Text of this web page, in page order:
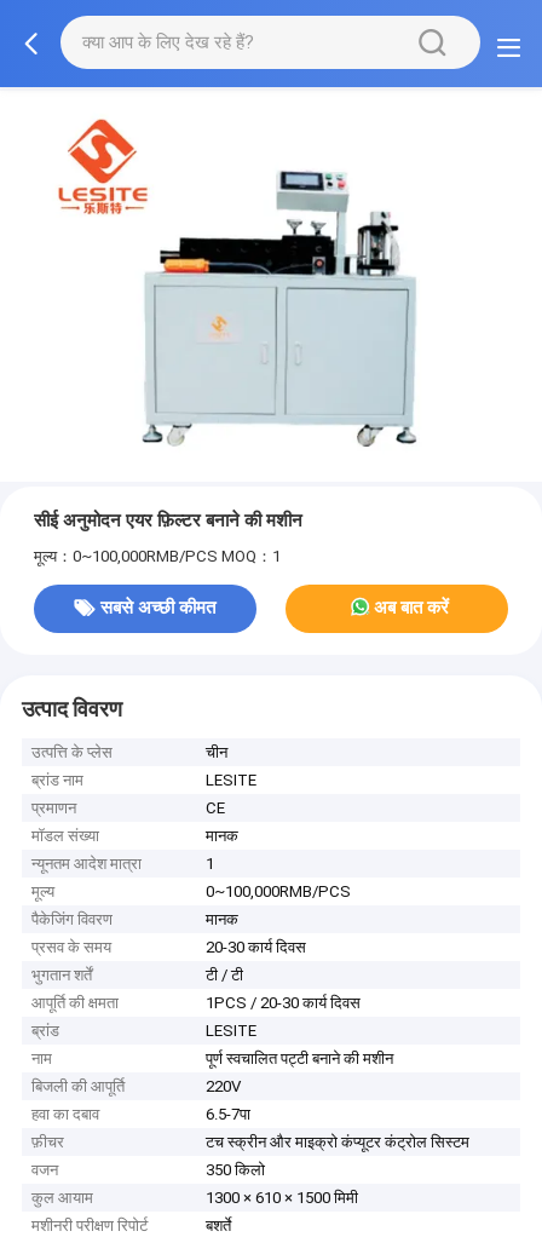
सीई अनुमोदन एयर फ़िल्टर बनाने की मशीन
मूल्य：0~100,000RMB/PCS MOQ：1
सबसे अच्छी कीमत अब बात करें
उत्पाद विवरण
उत्पत्ति के प्लेस
चीन
ब्रांड नाम
LESITE
प्रमाणन
CE
मॉडल संख्या
मानक
न्यूनतम आदेश मात्रा
1
मूल्य
0~100,000RMB/PCS
पैकेजिंग विवरण
मानक
प्रसव के समय
20-30 कार्य दिवस
भुगतान शर्तें
टी / टी
आपूर्ति की क्षमता
1PCS / 20-30 कार्य दिवस
ब्रांड
LESITE
नाम
पूर्ण स्वचालित पट्टी बनाने की मशीन
बिजली की आपूर्ति
220V
हवा का दबाव
6.5-7पा
फ़ीचर
टच स्क्रीन और माइक्रो कंप्यूटर कंट्रोल सिस्टम
वजन
350 किलो
कुल आयाम
1300 × 610 × 1500 मिमी
मशीनरी परीक्षण रिपोर्ट
बशर्ते